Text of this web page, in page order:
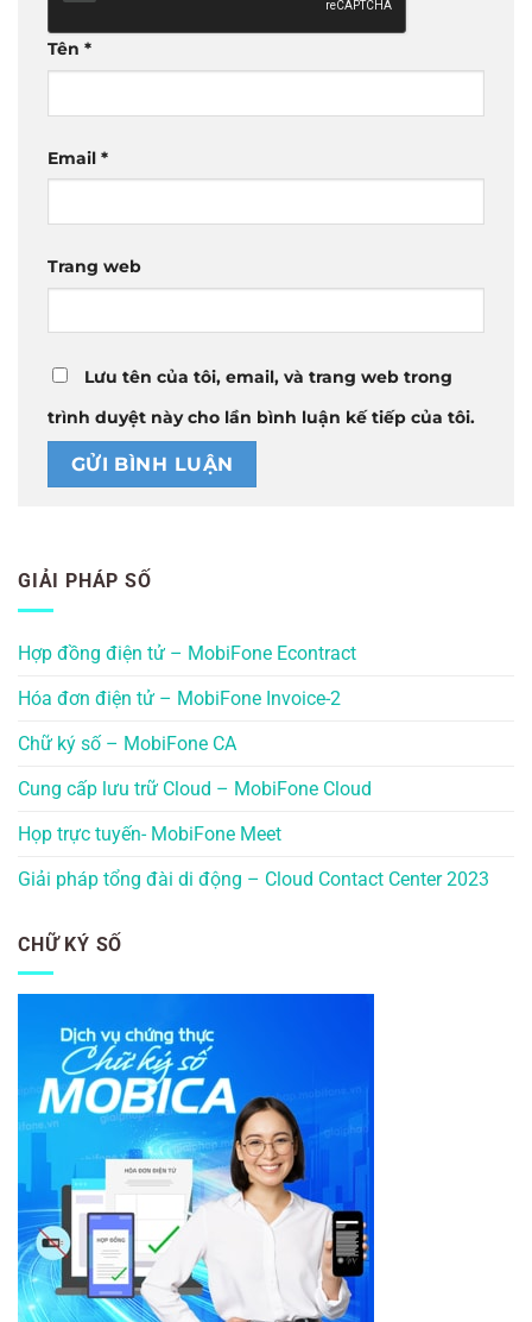
Tên *
Email *
Trang web
Lưu tên của tôi, email, và trang web trong
trình duyệt này cho lần bình luận kế tiếp của tôi.
GIẢI PHÁP SỐ
Hợp đồng điện tử – MobiFone Econtract
Hóa đơn điện tử – MobiFone Invoice-2
Chữ ký số – MobiFone CA
Cung cấp lưu trữ Cloud – MobiFone Cloud
Họp trực tuyến- MobiFone Meet
Giải pháp tổng đài di động – Cloud Contact Center 2023
CHỮ KÝ SỐ